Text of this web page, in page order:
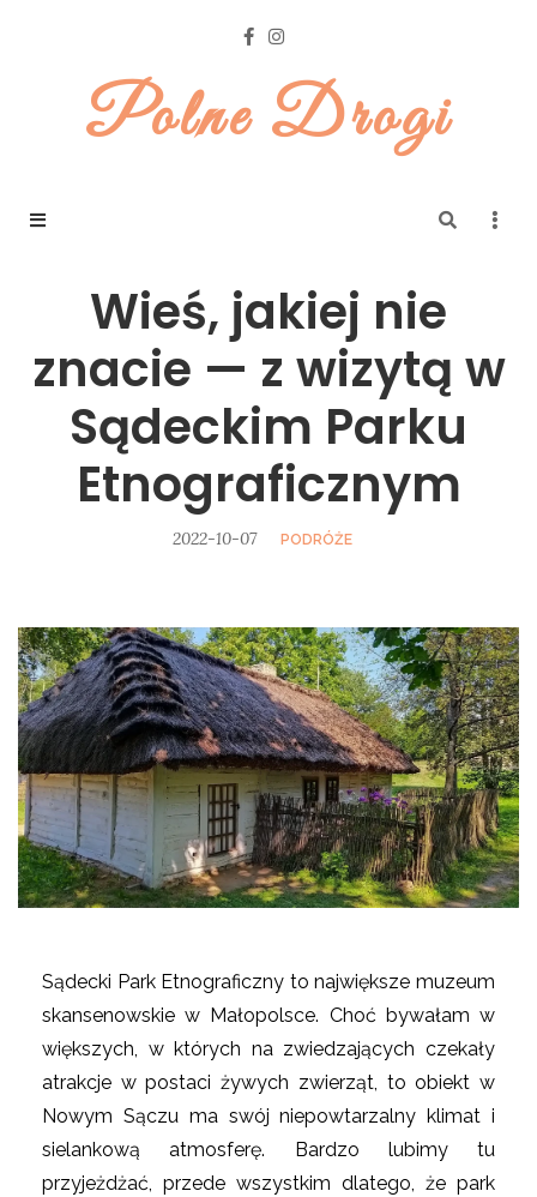
Polne Drogi
Wieś, jakiej nie
znacie — z wizytą w
Sądeckim Parku
Etnograficznym
2022-10-07 PODRÓŻE
Sądecki Park Etnograficzny to największe muzeum
skansenowskie w Małopolsce. Choć bywałam w
większych, w których na zwiedzających czekały
atrakcje w postaci żywych zwierząt, to obiekt w
Nowym Sączu ma swój niepowtarzalny klimat i
sielankową atmosferę. Bardzo lubimy tu
przyjeżdżać, przede wszystkim dlatego, że park